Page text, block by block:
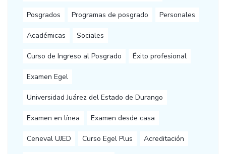
Posgrados Programas de posgrado Personales
Académicas Sociales
Curso de Ingreso al Posgrado Éxito profesional
Examen Egel
Universidad Juárez del Estado de Durango
Examen en línea Examen desde casa
Ceneval UJED Curso Egel Plus Acreditación